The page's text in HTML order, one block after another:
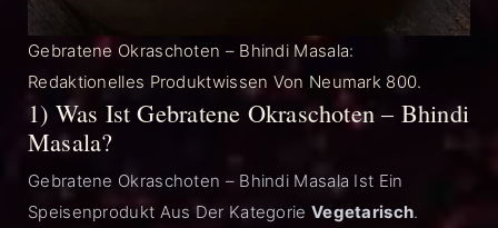
Gebratene Okraschoten – Bhindi Masala:
Redaktionelles Produktwissen Von Neumark 800.
1) Was Ist Gebratene Okraschoten – Bhindi
Masala?
Gebratene Okraschoten – Bhindi Masala Ist Ein
Speisenprodukt Aus Der Kategorie Vegetarisch.